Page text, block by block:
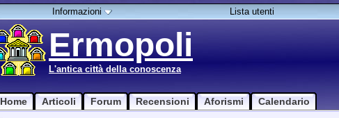
Informazioni Lista utenti
Ermopoli
L'antica città della conoscenza
Home Articoli Forum Recensioni Aforismi Calendario